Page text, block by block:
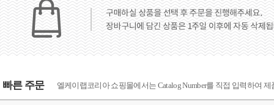
빠른 주문 엘케이랩코리아 쇼핑몰에서는 Catalog Number를 직접 입력하여